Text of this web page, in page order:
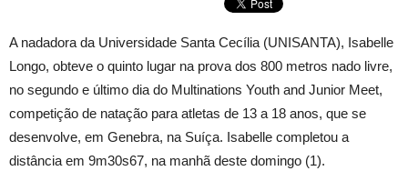
A nadadora da Universidade Santa Cecília (UNISANTA), Isabelle
Longo, obteve o quinto lugar na prova dos 800 metros nado livre,
no segundo e último dia do Multinations Youth and Junior Meet,
competição de natação para atletas de 13 a 18 anos, que se
desenvolve, em Genebra, na Suíça. Isabelle completou a
distância em 9m30s67, na manhã deste domingo (1).